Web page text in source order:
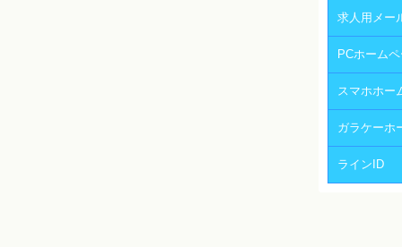
求人用メー
PCホーム
スマホホー
ガラケーホ
ラインID